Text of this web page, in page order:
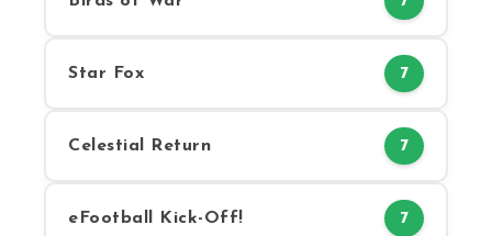
Star Fox 7
Celestial Return 7
eFootball Kick-Off! 7